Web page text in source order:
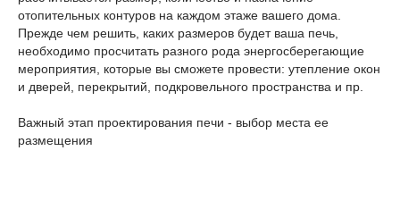
отопительных контуров на каждом этаже вашего дома.
Прежде чем решить, каких размеров будет ваша печь,
необходимо просчитать разного рода энергосберегающие
мероприятия, которые вы сможете провести: утепление окон
и дверей, перекрытий, подкровельного пространства и пр.
Важный этап проектирования печи - выбор места ее
размещения